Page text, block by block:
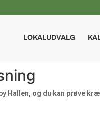
LOKALUDVALG
Hallen, og du kan